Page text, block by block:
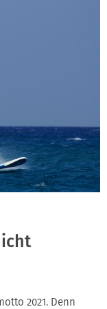
2021. Denn